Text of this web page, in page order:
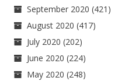
September 2020 (421)
August 2020 (417)
July 2020 (202)
June 2020 (224)
May 2020 (248)